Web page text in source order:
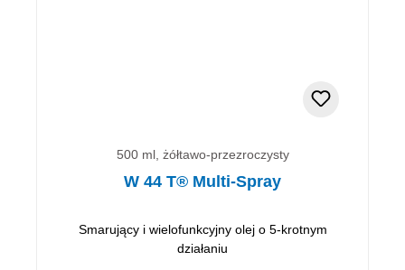
500 ml, żółtawo-przezroczysty
W 44 T® Multi-Spray
Smarujący i wielofunkcyjny olej o 5-krotnym
działaniu